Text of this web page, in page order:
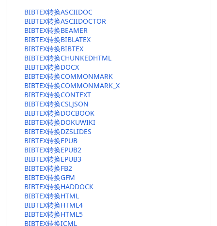
BIBTEX转换ASCIIDOC
BIBTEX转换ASCIIDOCTOR
BIBTEX转换BEAMER
BIBTEX转换BIBLATEX
BIBTEX转换BIBTEX
BIBTEX转换CHUNKEDHTML
BIBTEX转换DOCX
BIBTEX转换COMMONMARK
BIBTEX转换COMMONMARK_X
BIBTEX转换CONTEXT
BIBTEX转换CSLJSON
BIBTEX转换DOCBOOK
BIBTEX转换DOKUWIKI
BIBTEX转换DZSLIDES
BIBTEX转换EPUB
BIBTEX转换EPUB2
BIBTEX转换EPUB3
BIBTEX转换FB2
BIBTEX转换GFM
BIBTEX转换HADDOCK
BIBTEX转换HTML
BIBTEX转换HTML4
BIBTEX转换HTML5
BIBTEX转换ICML